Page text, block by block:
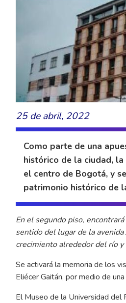
25 de abril, 2022
Como parte de una
histórico de la ciudad,
el centro de Bogotá, y
patrimonio histórico de
En el segundo piso,
sentido del lugar de la
crecimiento alrededor del río
Se activará la memoria de los
Eliécer Gaitán, por medio de
El Museo de la Universidad del